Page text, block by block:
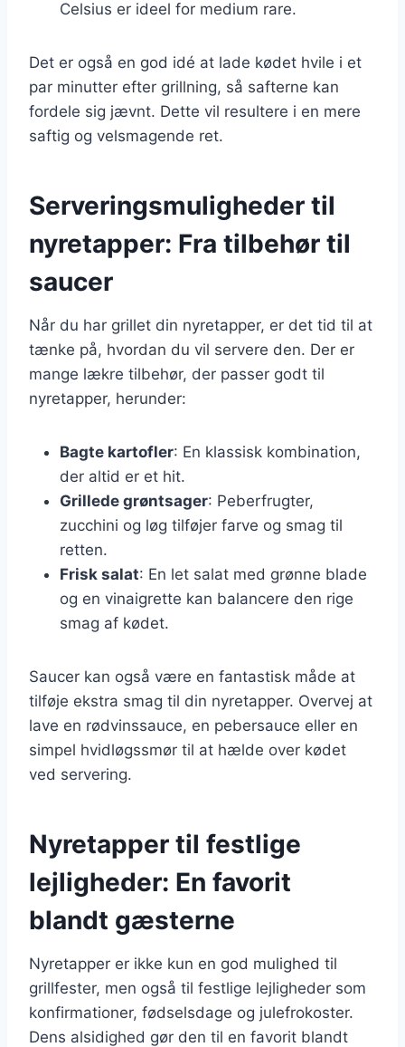
Celsius er ideel for medium rare.
Det er også en god idé at lade kødet hvile i et
par minutter efter grillning, så safterne kan
fordele sig jævnt. Dette vil resultere i en mere
saftig og velsmagende ret.
Serveringsmuligheder til
nyretapper: Fra tilbehør til
saucer
Når du har grillet din nyretapper, er det tid til at
tænke på, hvordan du vil servere den. Der er
mange lækre tilbehør, der passer godt til
nyretapper, herunder:
Bagte kartofler: En klassisk kombination,
der altid er et hit.
Grillede grøntsager: Peberfrugter,
zucchini og løg tilføjer farve og smag til
retten.
Frisk salat: En let salat med grønne blade
og en vinaigrette kan balancere den rige
smag af kødet.
Saucer kan også være en fantastisk måde at
tilføje ekstra smag til din nyretapper. Overvej at
lave en rødvinssauce, en pebersauce eller en
simpel hvidløgssmør til at hælde over kødet
ved servering.
Nyretapper til festlige
lejligheder: En favorit
blandt gæsterne
Nyretapper er ikke kun en god mulighed til
grillfester, men også til festlige lejligheder som
konfirmationer, fødselsdage og julefrokoster.
Dens alsidighed gør den til en favorit blandt